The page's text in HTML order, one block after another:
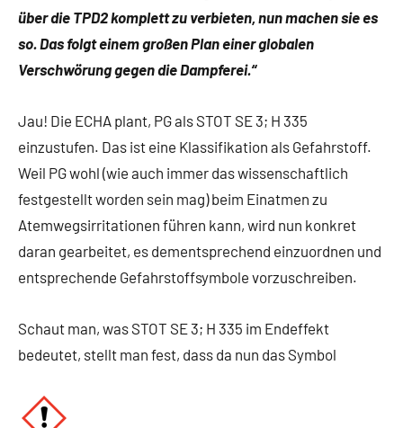
über die TPD2 komplett zu verbieten, nun machen sie es
so. Das folgt einem großen Plan einer globalen
Verschwörung gegen die Dampferei.“
Jau! Die ECHA plant, PG als STOT SE 3; H 335
einzustufen. Das ist eine Klassifikation als Gefahrstoff.
Weil PG wohl (wie auch immer das wissenschaftlich
festgestellt worden sein mag) beim Einatmen zu
Atemwegsirritationen führen kann, wird nun konkret
daran gearbeitet, es dementsprechend einzuordnen und
entsprechende Gefahrstoffsymbole vorzuschreiben.
Schaut man, was STOT SE 3; H 335 im Endeffekt
bedeutet, stellt man fest, dass da nun das Symbol